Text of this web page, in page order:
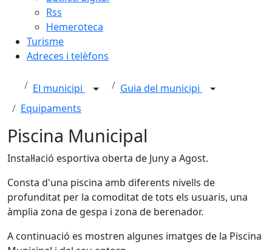
Rss
Hemeroteca
Turisme
Adreces i telèfons
El municipi
Guia del municipi
Equipaments
Piscina Municipal
Instal·lació esportiva oberta de Juny a Agost.
Consta d'una piscina amb diferents nivells de
profunditat per la comoditat de tots els usuaris, una
àmplia zona de gespa i zona de berenador.
A continuació es mostren algunes imatges de la Piscina